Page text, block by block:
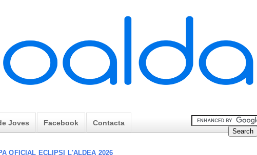
Joves Facebook Contacta
OFICIAL ECLIPSI L'ALDEA 2026